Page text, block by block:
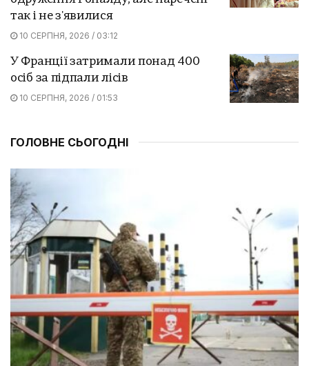
так і не з'явилися
10 СЕРПНЯ, 2026 / 03:12
У Франції затримали понад 400
осіб за підпали лісів
10 СЕРПНЯ, 2026 / 01:53
ГОЛОВНЕ СЬОГОДНІ